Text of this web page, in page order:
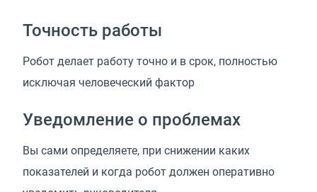
Точность работы
Робот делает работу точно и в срок, полностью
исключая человеческий фактор
Уведомление о проблемах
Вы сами определяете, при снижении каких
показателей и когда робот должен оперативно